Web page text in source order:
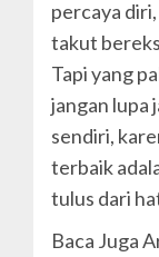
percaya
takut
Tapi yang
jangan lupa
sendiri,
terbaik
tulus dari
Baca Juga